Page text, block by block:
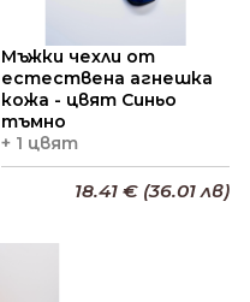
Мъжки чехли от
естествена агнешка
кожа - цвят Синьо
тъмно
+ 1 цвят
18.41 € (36.01 лв)